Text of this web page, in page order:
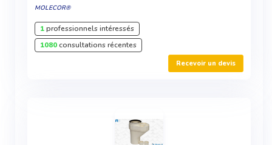
MOLECOR®
1professionnels intéressés
1080consultations récentes
Recevoir un devis